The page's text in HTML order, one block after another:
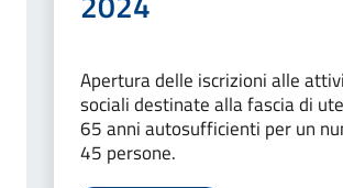
Apertura delle iscrizioni alle
sociali destinate alla fascia di
65 anni autosufficienti per un
45 persone.